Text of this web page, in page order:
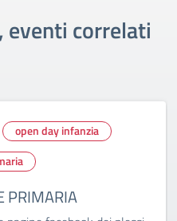
eventi correlati
open day infanzia
PRIMARIA